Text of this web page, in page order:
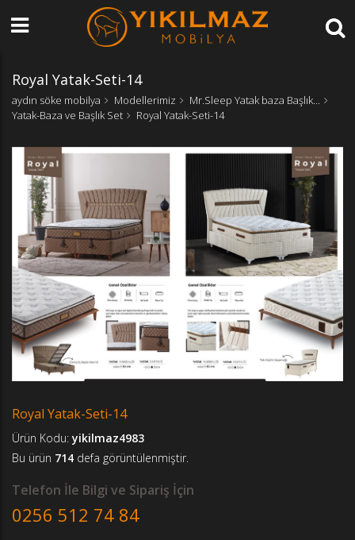
Royal Yatak-Seti-14
aydın söke mobilya Modellerimiz
Mr.Sleep Yatak baza Başlık...
Yatak-Baza ve Başlık Set
Royal Yatak-Seti-14
Royal Yatak-Seti-14
Ürün Kodu:yikilmaz4983
Bu ürün 714 defa görüntülenmiştir.
Telefon İle Bilgi ve Sipariş İçin
0256 512 74 84